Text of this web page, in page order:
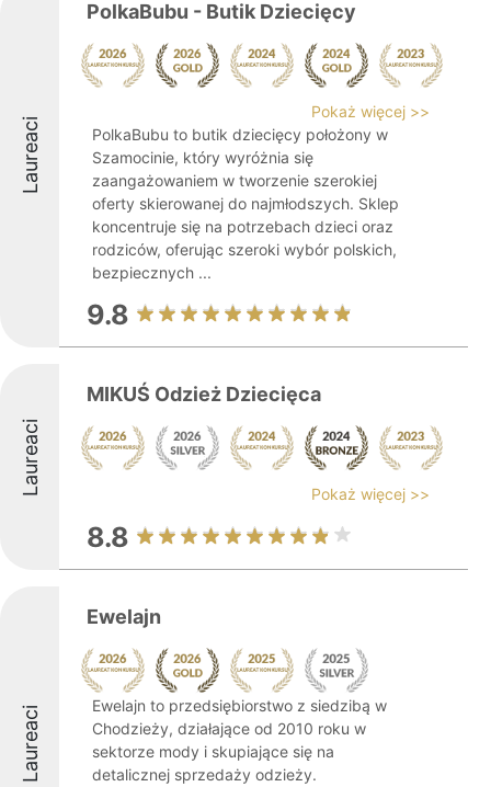
Laureaci
PolkaBubu - Butik Dziecięcy
Pokaż więcej >>
PolkaBubu to butik dziecięcy położony w
Szamocinie, który wyróżnia się
zaangażowaniem w tworzenie szerokiej
oferty skierowanej do najmłodszych. Sklep
koncentruje się na potrzebach dzieci oraz
rodziców, oferując szeroki wybór polskich,
bezpiecznych ...
9.8
Laureaci
MIKUŚ Odzież Dziecięca
Pokaż więcej >>
8.8
Laureaci
Ewelajn
Ewelajn to przedsiębiorstwo z siedzibą w
Chodzieży, działające od 2010 roku w
sektorze mody i skupiające się na
detalicznej sprzedaży odzieży.